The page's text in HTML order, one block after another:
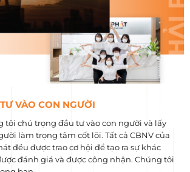
VÀO CON NGƯỜI
tôi chú trọng đầu tư vào con người và lấy
làm trọng tâm cốt lõi. Tất cả CBNV của
đều được trao cơ hội để tạo ra sự khác
đánh giá và được công nhận. Chúng tôi